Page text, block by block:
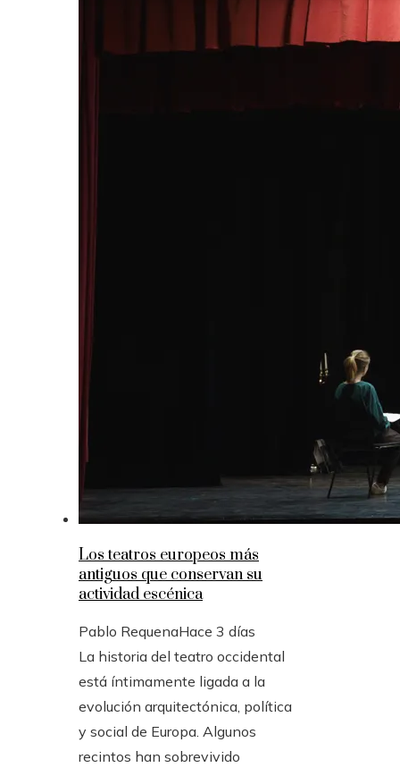
Los teatros europeos más
antiguos que conservan su
actividad escénica
Pablo RequenaHace 3 días
La historia del teatro occidental
está íntimamente ligada a la
evolución arquitectónica, política
y social de Europa. Algunos
recintos han sobrevivido